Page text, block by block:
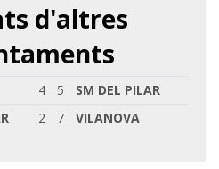
d'altres
4 5
SM DEL PILAR
2 7 VILANOVA